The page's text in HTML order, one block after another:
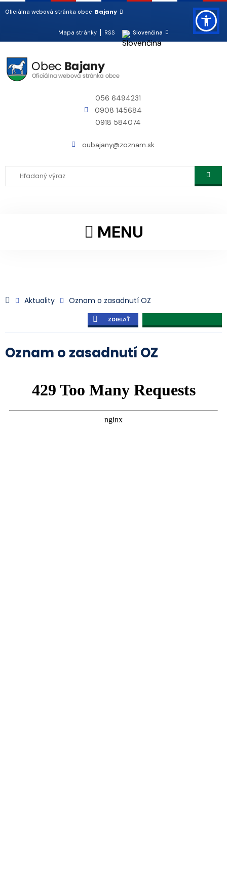
Oficiálna webová stránka obce Bajany
Mapa stránky RSS Slovenčina
056 6494231
0908 145684
0918 584074
oubajany@zoznam.sk
MENU
Aktuality Oznam o zasadnutí OZ
ZDIELAŤ
Oznam o zasadnutí OZ